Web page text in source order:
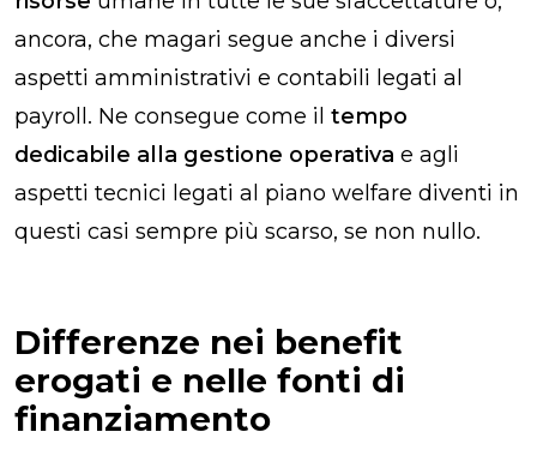
ancora, che magari segue anche i diversi
aspetti amministrativi e contabili legati al
payroll. Ne consegue come il tempo
dedicabile alla gestione operativa e agli
aspetti tecnici legati al piano welfare diventi in
questi casi sempre più scarso, se non nullo.
Differenze nei benefit
erogati e nelle fonti di
finanziamento